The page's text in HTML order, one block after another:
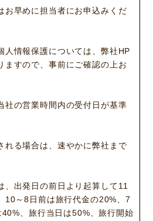
沿革
プレスリリース
お早めに担当者にお申込みくだ
情報保護については、弊社HP
ますので、事前にご確認の上お
社の営業時間内の受付日が基準
れる場合は、速やかに弊社まで
出発日の前日より起算して11
10～8日前は旅行代金の20%、7
、旅行当日は50%、旅行開始